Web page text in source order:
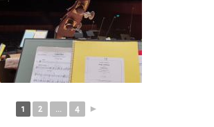
1 2 ... 4 ►